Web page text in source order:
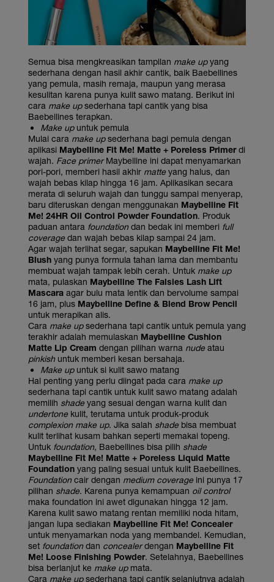
Semua bisa mengkreasikan tampilan make upyang
sederhana dengan hasil akhir cantik, baik Baebellines
yang pemula, masih remaja, maupun yang merasa
kesulitan karena punya kulit sawo matang. Berikut ini
cara make upsederhana tapi cantik yang bisa
Baebellines terapkan.
Make upuntuk pemula
Mulai cara make upsederhana bagi pemula dengan
aplikasi Maybelline Fit Me! Matte + Poreless Primerdi
wajah. Face primerMaybelline ini dapat menyamarkan
pori-pori, memberi hasil akhir matte yang halus, dan
wajah bebas kilap hingga 16 jam. Aplikasikan secara
merata di seluruh wajah dan tunggu sampai menyerap,
baru diteruskan dengan menggunakan Maybelline Fit
Me! 24HR Oil Control Powder Foundation. Produk
paduan antara foundation dan bedak ini memberi full
coverage dan wajah bebas kilap sampai 24 jam.
Agar wajah terlihat segar, sapukan Maybelline Fit Me!
Blush yang punya formula tahan lama dan membantu
membuat wajah tampak lebih cerah. Untuk make up
mata, pulaskan Maybelline The Falsies Lash Lift
Mascara agar bulu mata lentik dan bervolume sampai
16 jam, plus Maybelline Define & Blend Brow Pencil
untuk merapikan alis.
Cara make upsederhana tapi cantik untuk pemula yang
terakhir adalah memulaskan Maybelline Cushion
Matte Lip Cream dengan pilihan warna nude atau
pinkish untuk memberi kesan bersahaja.
Make upuntuk si kulit sawo matang
Hal penting yang perlu diingat pada cara make up
sederhana tapi cantik untuk kulit sawo matang adalah
memilih shade yang sesuai dengan warna kulit dan
undertone kulit, terutama untuk produk-produk
complexion make up. Jika salah shade bisa membuat
kulit terlihat kusam bahkan seperti memakai topeng.
Untuk foundation, Baebellines bisa pilih shade
Maybelline Fit Me! Matte + Poreless Liquid Matte
Foundation yang paling sesuai untuk kulit Baebellines.
Foundation cair dengan medium coverage ini punya 17
pilihan shade. Karena punya kemampuan oil control
maka foundation ini awet digunakan hingga 12 jam.
Karena kulit sawo matang rentan memiliki noda hitam,
jangan lupa sediakan Maybelline Fit Me! Concealer
untuk menyamarkan noda yang membandel. Kemudian,
set foundation dan concealerdengan Maybelline Fit
Me! Loose Finishing Powder. Setelahnya, Baebellines
bisa berlanjut ke make upmata.
Cara make upsederhana tapi cantik selanjutnya adalah